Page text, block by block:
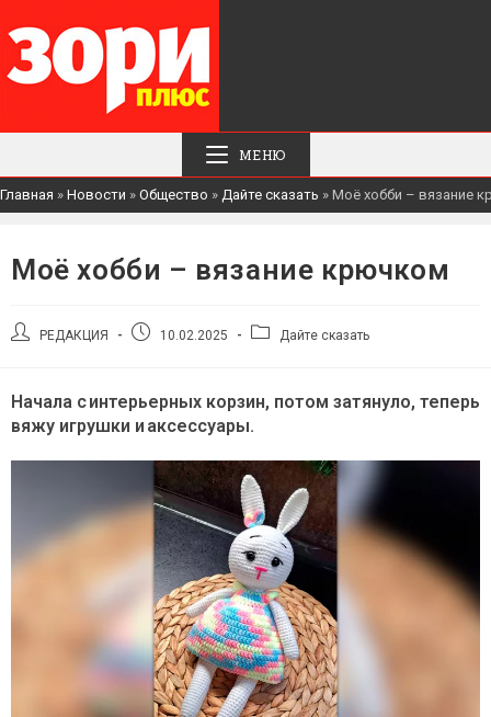
МЕНЮ
Главная » Новости » Общество » Дайте сказать » Моё хобби – вязание
Моё хобби – вязание крючком
АвторРЕДАКЦИЯ
Запись10.02.2025
РубрикаДайте сказать
Начала с интерьерных корзин, потом затянуло, теперь
вяжу игрушки и аксессуары.